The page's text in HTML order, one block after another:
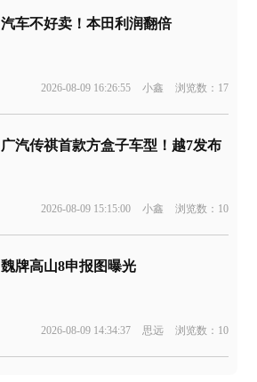
汽车不好卖！本田利润翻倍
2026-08-09 16:26:55 小鑫 浏览数：17
广汽传祺首款方盒子车型！越7发布
2026-08-09 15:15:00 小鑫 浏览数：10
魏牌高山8申报图曝光
2026-08-09 14:34:37 思远 浏览数：10